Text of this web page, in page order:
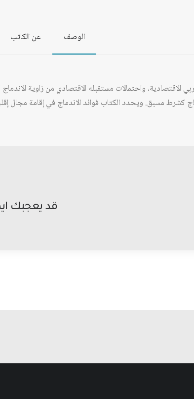
الوصف عن الكاتب
الاقتصادية، واحتمالات مستقبله الاقتصادي من زاوية
كشرط مسبق. ويحدد الكتاب فوائد الاندماج في إقامة مجال
قد يعجبك